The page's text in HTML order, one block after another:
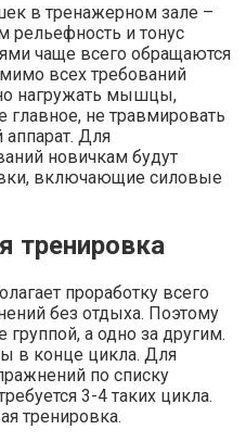
в тренажерном зале –
рельефность и тонус
чаще всего обращаются
всех требований
нагружать мышцы,
главное, не травмировать
Для
новичкам будут
включающие силовые
тренировка
проработку всего
без отдыха. Поэтому
а одно за другим.
в конце цикла. Для
по списку
3-4 таких цикла.
тренировка.